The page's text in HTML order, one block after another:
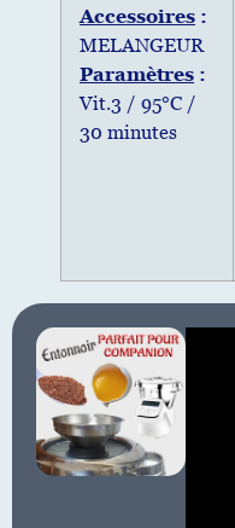
Accessoires :
MELANGEUR
Paramètres :
Vit.3 / 95°C /
30 minutes